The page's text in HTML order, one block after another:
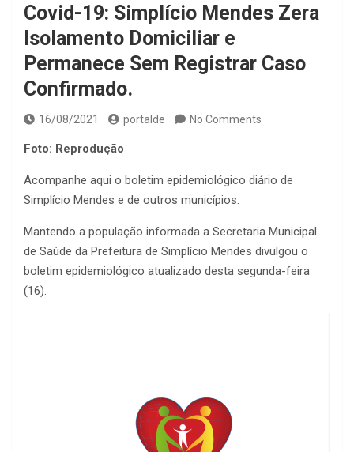
Covid-19: Simplício Mendes Zera
Isolamento Domiciliar e
Permanece Sem Registrar Caso
Confirmado.
16/08/2021 portalde No Comments
Foto: Reprodução
Acompanhe aqui o boletim epidemiológico diário de
Simplício Mendes e de outros municípios.
Mantendo a população informada a Secretaria Municipal
de Saúde da Prefeitura de Simplício Mendes divulgou o
boletim epidemiológico atualizado desta segunda-feira
(16).